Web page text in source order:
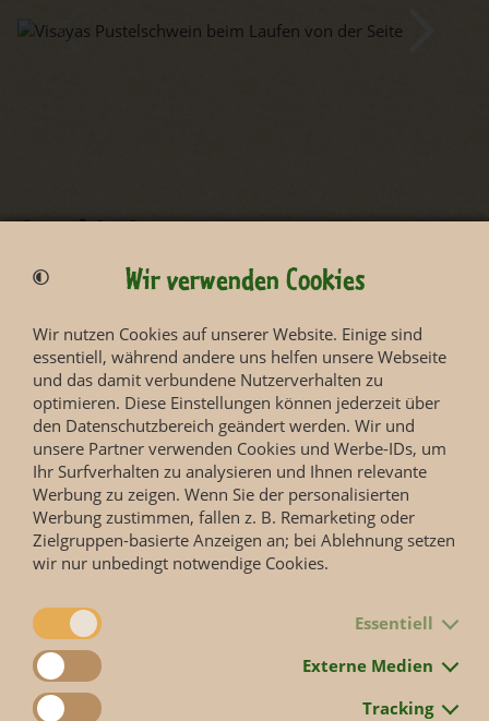
Verwandtschaft
Lebensraum
Primär- und Sekundärwälder bis 1.600 m Höhe auf der Insel
Negros
Höchstalter
ca. 10 Jahre in der Natur
Größe
Körperlänge: 80-100 cm; Schulterhöhe: ca. 60 cm
Gewicht
30-70 kg
Sozialstruktur
Wir verwenden Cookies
Wir nutzen Cookies auf unserer Website. Einige sind
essentiell, während andere uns helfen unsere Webseite
und das damit verbundene Nutzerverhalten zu
optimieren. Diese Einstellungen können jederzeit über
den Datenschutzbereich geändert werden. Wir und
unsere Partner verwenden Cookies und Werbe-IDs, um
Ihr Surfverhalten zu analysieren und Ihnen relevante
Werbung zu zeigen. Wenn Sie der personalisierten
Werbung zustimmen, fallen z. B. Remarketing oder
Zielgruppen-basierte Anzeigen an; bei Ablehnung setzen
wir nur unbedingt notwendige Cookies.
Essentiell
Externe Medien
Tracking